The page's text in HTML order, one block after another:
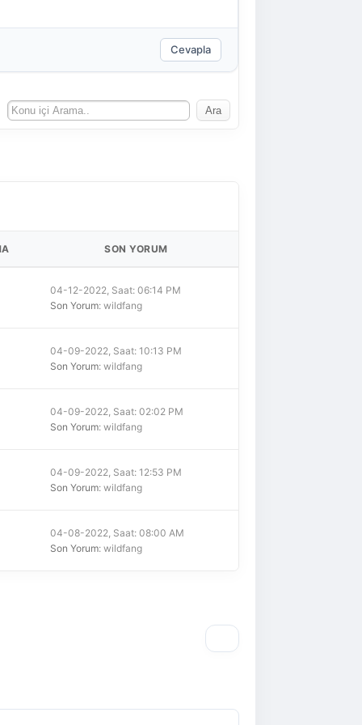
Cevapla
SON YORUM
04-12-2022, Saat: 06:14 PM
Son Yorum: wildfang
04-09-2022, Saat: 10:13 PM
Son Yorum: wildfang
04-09-2022, Saat: 02:02 PM
Son Yorum: wildfang
04-09-2022, Saat: 12:53 PM
Son Yorum: wildfang
04-08-2022, Saat: 08:00 AM
Son Yorum: wildfang